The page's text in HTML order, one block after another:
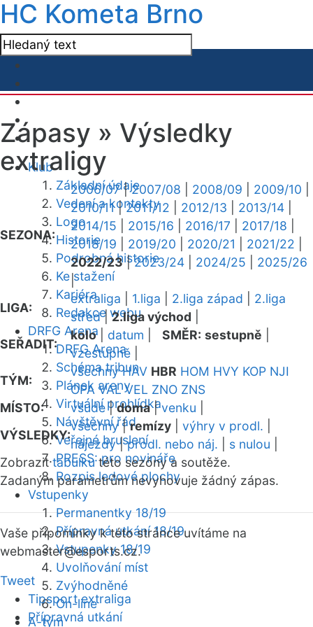
HC Kometa Brno
Klub
Základní údaje
Vedení a kontakty
Logo
Historie
Podrobná historie
Ke stažení
Kariéra
Redakce webu
DRFG Arena
DRFG Arena
Schéma tribun
Plánek areny
Virtuální prohlídka
Návštěvní řád
Veřejné bruslení
PRESS: pro novináře
Rozpis ledové plochy
Vstupenky
Permanentky 18/19
Přípravná utkání 18/19
Vstupenky 18/19
Uvolňování míst
Zvýhodněné
On-line
A-tým
Zápasy » Výsledky
extraligy
SEZONA:
2006/07|2007/08 2008/09 2009/10
2010/11|2011/12 2012/13 2013/14
2014/15
2015/16 2016/17 2017/18
2018/19
2019/20 2020/21 2021/22
2022/23|2023/24 2024/25
2025/26
|
LIGA:
extraliga 1.liga 2.liga západ
2.liga
střed|2.liga východ
SEŘADIT:
kolo| datum SMĚR: sestupně
vzestupně
TÝM:
všechny HAV HBR HOM HVY KOP NJI
OPA VAL VEL ZNO ZNS
MÍSTO:
všude|doma|venku
VÝSLEDKY:
všechny|remízy výhry v prodl.
nájezdy|prodl. nebo náj. s nulou
Zobrazittabulkutéto sezóny a soutěže.
Zadaným parametrům nevyhovuje žádný zápas.
Vaše připomínky k této stránce uvítáme na
webmaster@esports.cz.
Tweet
Tipsport extraliga
Přípravná utkání